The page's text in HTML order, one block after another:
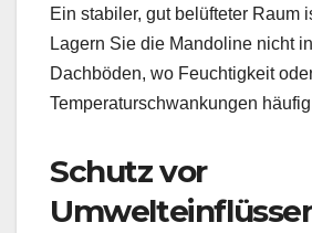
Ein stabiler, gut belüfteter Raum
Lagern Sie die Mandoline nicht
Dachböden, wo Feuchtigkeit
Temperaturschwankungen
Schutz vor